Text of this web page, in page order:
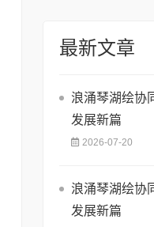
最新文章
浪涌琴湖绘协
发展新篇
2026-07-20
浪涌琴湖绘协
发展新篇